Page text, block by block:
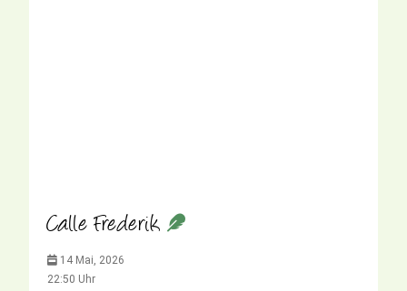
Calle Frederik
14 Mai, 2026
22:50 Uhr